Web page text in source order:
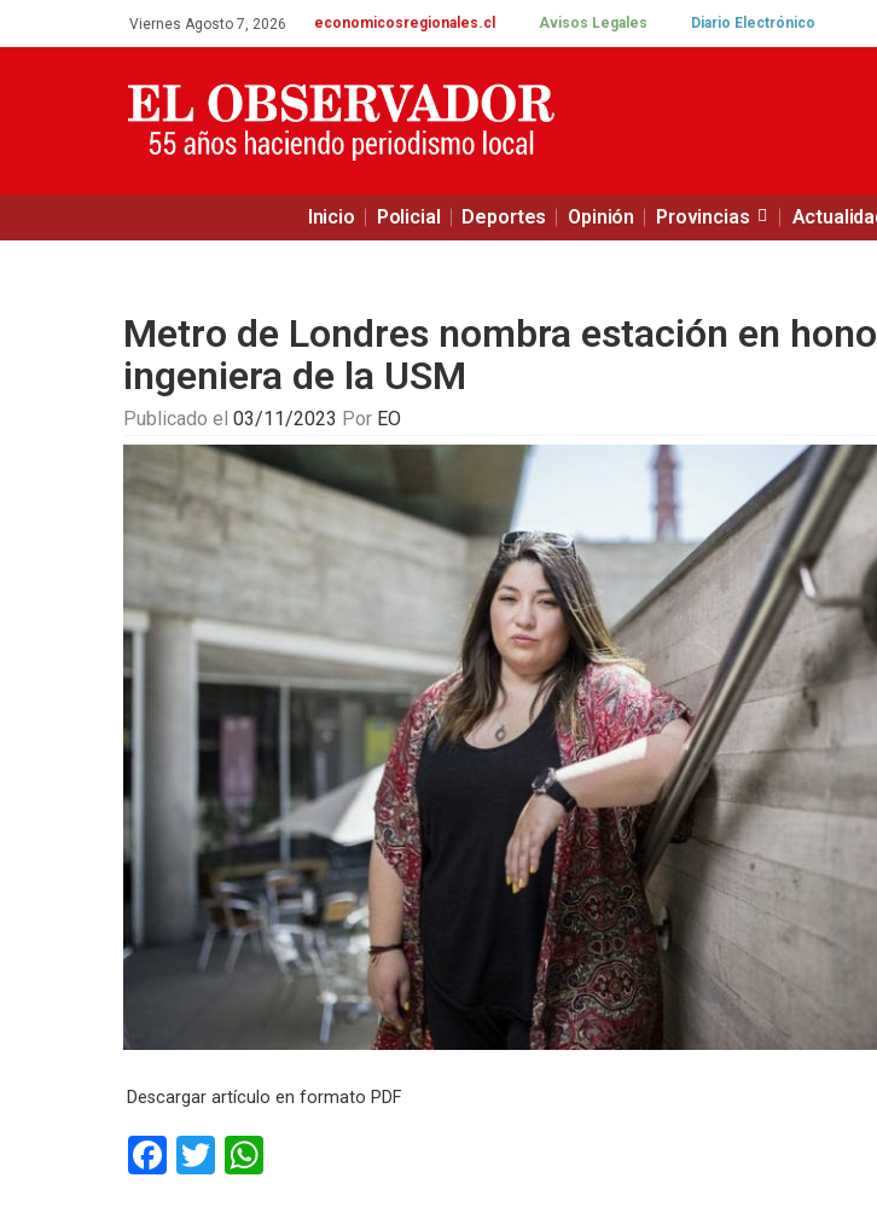
Viernes Agosto 7, 2026 economicosregionales.cl Avisos Legales Diario Electrónico
Inicio Policial Deportes Opinión Provincias
Metro de Londres nombra estación en
ingeniera de la USM
Publicado el 03/11/2023 Por EO
Descargar artículo en formato PDF
F
T